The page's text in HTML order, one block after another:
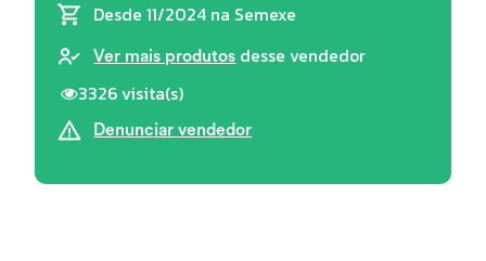
Desde 11/2024 na Semexe
Ver mais produtos desse vendedor
3326 visita(s)
Denunciar vendedor